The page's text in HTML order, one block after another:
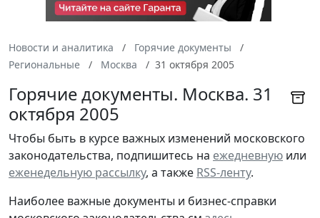
Новости и аналитика
Горячие документы
Региональные
Москва 31 октября 2005
Горячие документы. Москва. 31
октября 2005
Чтобы быть в курсе важных изменений московского
законодательства, подпишитесь на ежедневную или
еженедельную рассылку, а также RSS-ленту.
Наиболее важные документы и бизнес-справки